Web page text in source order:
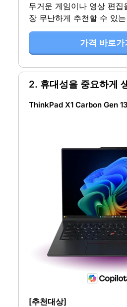
무거운 게임이나 영상 편집
장 무난하게 추천할 수 있
가격 바로가
2. 휴대성을 중요하게
ThinkPad X1 Carbon Gen
[추천대상]